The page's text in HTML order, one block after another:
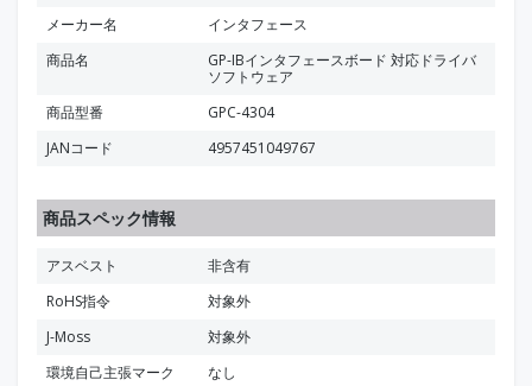
メーカー名
インタフェース
商品名
GP-IBインタフェースボード 対応ドライバ
ソフトウェア
商品型番
GPC-4304
JANコード
4957451049767
商品スペック情報
アスベスト
非含有
RoHS指令
対象外
J-Moss
対象外
環境自己主張マーク
なし